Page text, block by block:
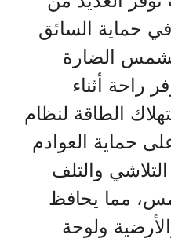
حماية السائق
الضارة
راحة أثناء
الطاقة لنظام
حماية العوادم
والتلف
مما يحافظ
ولوحة